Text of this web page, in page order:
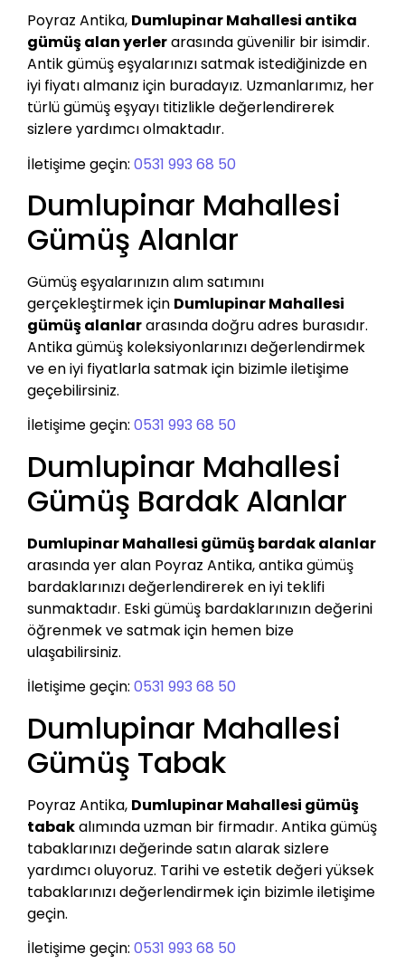
Poyraz Antika, Dumlupinar Mahallesi antika
gümüş alan yerlerarasında güvenilir bir isimdir.
Antik gümüş eşyalarınızı satmak istediğinizde en
iyi fiyatı almanız için buradayız. Uzmanlarımız, her
türlü gümüş eşyayı titizlikle değerlendirerek
sizlere yardımcı olmaktadır.
İletişime geçin: 0531 993 68 50
Dumlupinar Mahallesi
Gümüş Alanlar
Gümüş eşyalarınızın alım satımını
gerçekleştirmek için Dumlupinar Mahallesi
gümüş alanlararasında doğru adres burasıdır.
Antika gümüş koleksiyonlarınızı değerlendirmek
ve en iyi fiyatlarla satmak için bizimle iletişime
geçebilirsiniz.
İletişime geçin: 0531 993 68 50
Dumlupinar Mahallesi
Gümüş Bardak Alanlar
Dumlupinar Mahallesi gümüş bardak alanlar
arasında yer alan Poyraz Antika, antika gümüş
bardaklarınızı değerlendirerek en iyi teklifi
sunmaktadır. Eski gümüş bardaklarınızın değerini
öğrenmek ve satmak için hemen bize
ulaşabilirsiniz.
İletişime geçin: 0531 993 68 50
Dumlupinar Mahallesi
Gümüş Tabak
Poyraz Antika, Dumlupinar Mahallesi gümüş
tabakalımında uzman bir firmadır. Antika gümüş
tabaklarınızı değerinde satın alarak sizlere
yardımcı oluyoruz. Tarihi ve estetik değeri yüksek
tabaklarınızı değerlendirmek için bizimle iletişime
geçin.
İletişime geçin: 0531 993 68 50